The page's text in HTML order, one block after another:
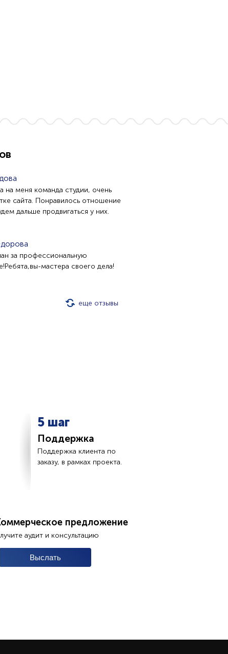
на меня команда студии, очень
сайта. Понравилось отношение
дальше продвигаться у них.
за профессиональную
мастера своего дела!
еще отзывы
5 шаг
Поддержка
Поддержка клиента по
заказу, в рамках проекта.
предложение
аудит и консультацию